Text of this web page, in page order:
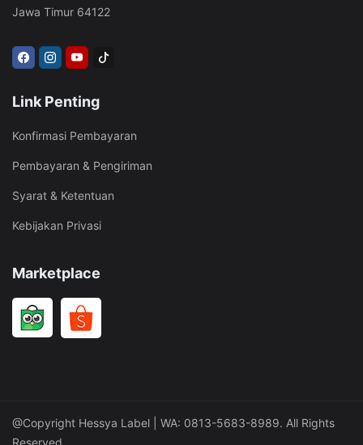
Jawa Timur 64122
Link Penting
Konfirmasi Pembayaran
Pembayaran & Pengiriman
Syarat & Ketentuan
Kebijakan Privasi
Marketplace
@Copyright Hessya Label | WA: 0813-5683-8989. All Rights
Reserved